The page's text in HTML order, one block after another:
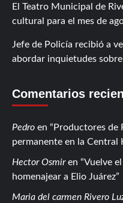
El Teatro Municipal de
cultural para el mes de
Jefe de Policía recibió a
abordar inquietudes
Comentarios
Pedro en
Productores de
permanente en la
Hector Osmiren
Vuelve
homenajear a Elio Juárez
Maria del carmen Rivero